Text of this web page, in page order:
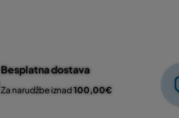
Besplatna dostava
Za narudžbe iznad 100,00€